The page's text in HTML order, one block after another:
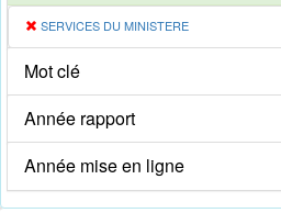
SERVICES DU MINISTERE
Mot clé
Année rapport
Année mise en ligne